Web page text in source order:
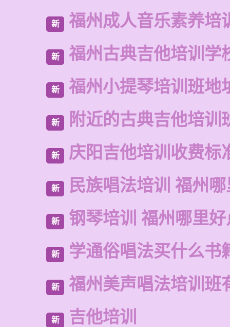
新 福州成人音乐素养培
新 福州古典吉他培训学
新 福州小提琴培训班地
新 附近的古典吉他培训
新 庆阳吉他培训收费标
新 民族唱法培训 福州
新 钢琴培训 福州哪里
新 学通俗唱法买什么书
新 福州美声唱法培训班
新 吉他培训